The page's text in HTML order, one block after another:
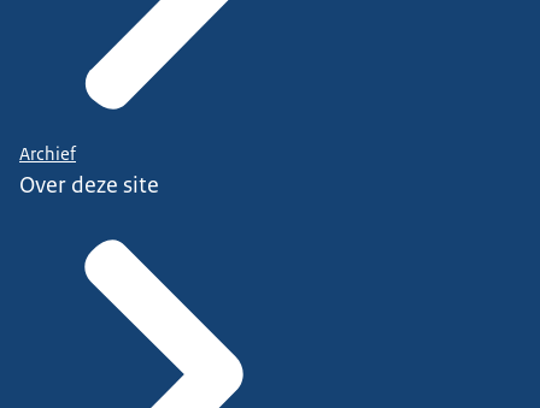
Archief
Over deze site